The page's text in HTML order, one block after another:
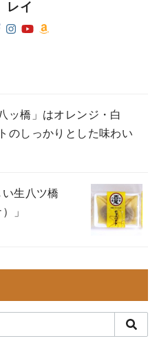
レイ
ッ橋」はオレンジ・白
のしっかりとした味わい
生八ツ橋
」